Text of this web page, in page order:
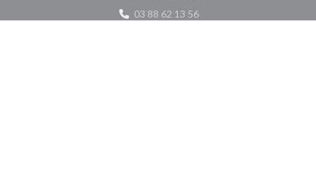
03 88 62 13 56